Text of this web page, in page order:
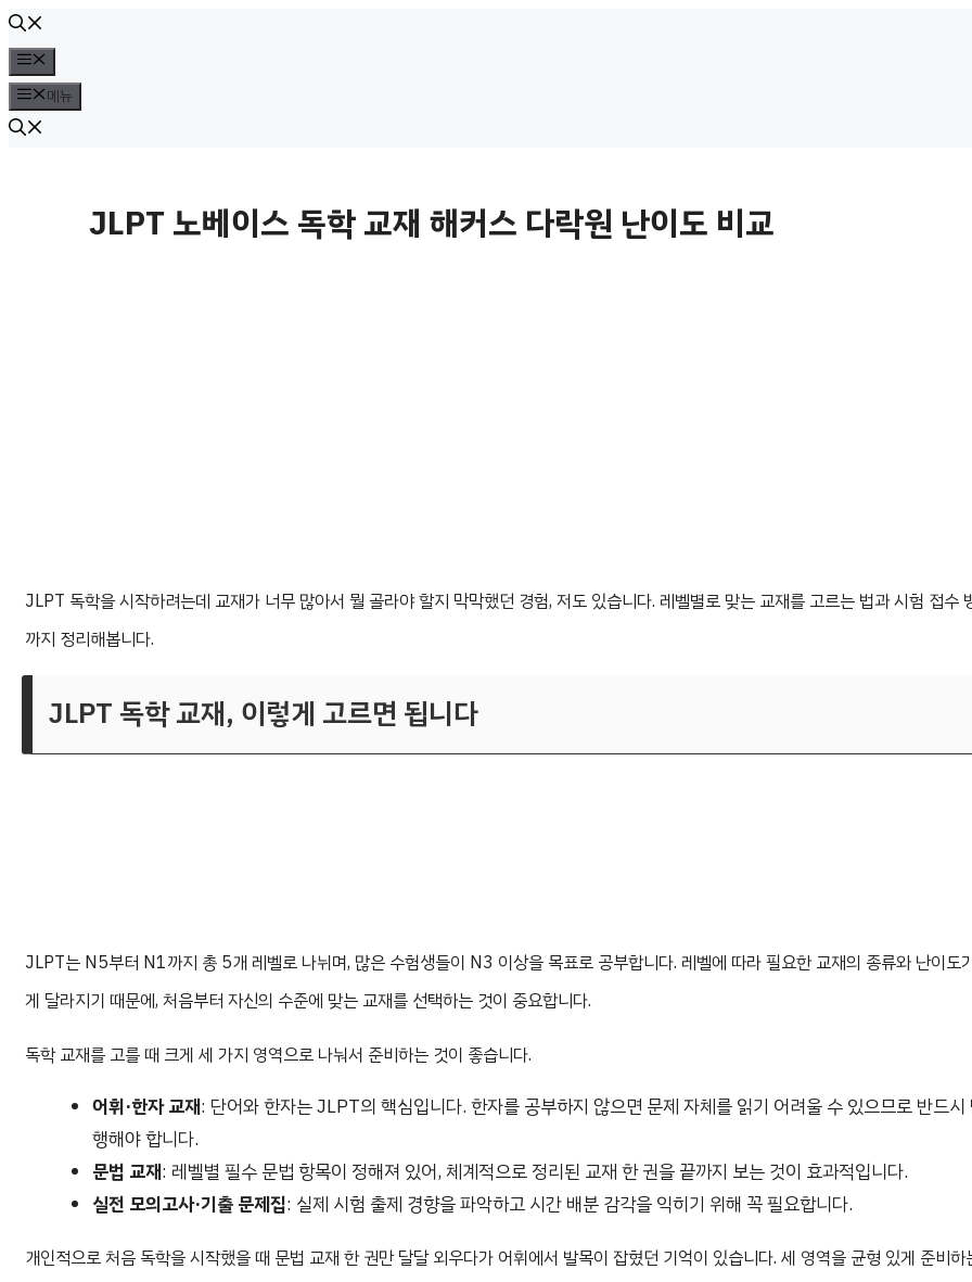
컨
텐
츠
로
뉴
메뉴
JLPT 노베이스 독학 교재 해커스 다락원 난이도 비교
JLPT 독학을 시작하려는데 교재가 너무 많아서 뭘 골라야 할지 막막했던 경험, 저도 있습니다. 레벨별로 맞는 교재를 고르는 법과 시험 접수
까지 정리해봅니다.
JLPT 독학 교재, 이렇게 고르면 됩니다
JLPT는 N5부터 N1까지 총 5개 레벨로 나뉘며, 많은 수험생들이 N3 이상을 목표로 공부합니다. 레벨에 따라 필요한 교재의 종류와 난이도
게 달라지기 때문에, 처음부터 자신의 수준에 맞는 교재를 선택하는 것이 중요합니다.
독학 교재를 고를 때 크게 세 가지 영역으로 나눠서 준비하는 것이 좋습니다.
어휘·한자 교재: 단어와 한자는 JLPT의 핵심입니다. 한자를 공부하지 않으면 문제 자체를 읽기 어려울 수 있으므로 반드시
행해야 합니다.
문법 교재: 레벨별 필수 문법 항목이 정해져 있어, 체계적으로 정리된 교재 한 권을 끝까지 보는 것이 효과적입니다.
실전 모의고사·기출 문제집: 실제 시험 출제 경향을 파악하고 시간 배분 감각을 익히기 위해 꼭 필요합니다.
개인적으로 처음 독학을 시작했을 때 문법 교재 한 권만 달달 외우다가 어휘에서 발목이 잡혔던 기억이 있습니다. 세 영역을 균형 있게 준비하